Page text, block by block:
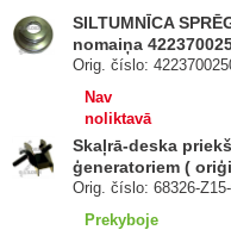
SILTUMNĪCA
nomaiņa
Orig. číslo:
Nav
noliktavā
Skaļrā-deska
ģeneratoriem (
Orig. číslo: 68326-
Prekyboje